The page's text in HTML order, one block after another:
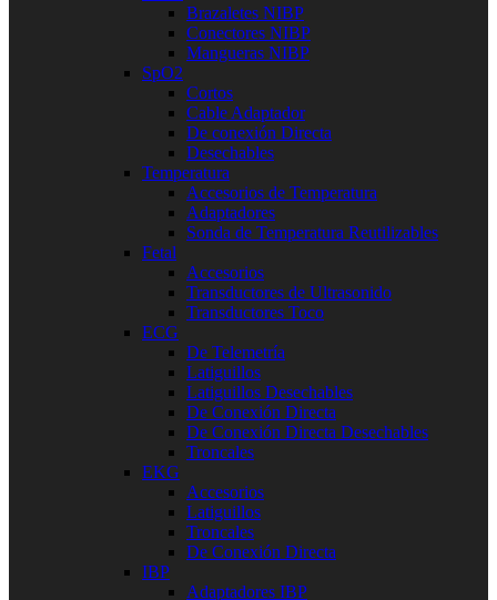
Brazaletes NIBP
Conectores NIBP
Mangueras NIBP
SpO2
Cortos
Cable Adaptador
De conexión Directa
Desechables
Temperatura
Accesorios de Temperatura
Adaptadores
Sonda de Temperatura Reutilizables
Fetal
Accesorios
Transductores de Ultrasonido
Transductores Toco
ECG
De Telemetría
Latiguillos
Latiguillos Desechables
De Conexión Directa
De Conexión Directa Desechables
Troncales
EKG
Accesorios
Latiguillos
Troncales
De Conexión Directa
IBP
Adaptadores IBP